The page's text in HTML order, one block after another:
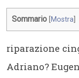
Sommario Mostra
riparazione
Adriano?